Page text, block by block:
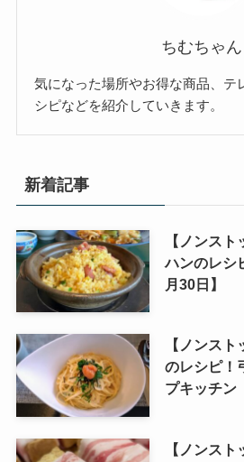
ちむちゃん
気になった場所やお得な商品、テ
シピなどを紹介していきます。
新着記事
【ノンス
ハンのレシ
月30日】
【ノンス
のレシピ！
プキッチン
【ノンス